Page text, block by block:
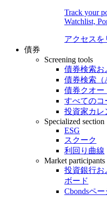
Track your
Watchlist,
アクセスを
債券
Screening tools
債券検索お
債券検索（
債券クオー
すべてのコ
投資家カレ
Specialized section
ESG
スクーク
利回り曲線
Market participants
投資銀行お
ボード
Cbondsペー